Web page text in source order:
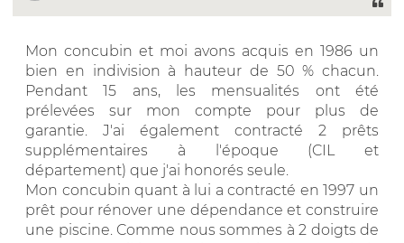
Mon concubin et moi avons acquis en 1986 un
bien en indivision à hauteur de 50 % chacun.
Pendant 15 ans, les mensualités ont été
prélevées sur mon compte pour plus de
garantie. J'ai également contracté 2 prêts
supplémentaires à l'époque (CIL et
département) que j'ai honorés seule.
Mon concubin quant à lui a contracté en 1997 un
prêt pour rénover une dépendance et construire
une piscine. Comme nous sommes à 2 doigts de